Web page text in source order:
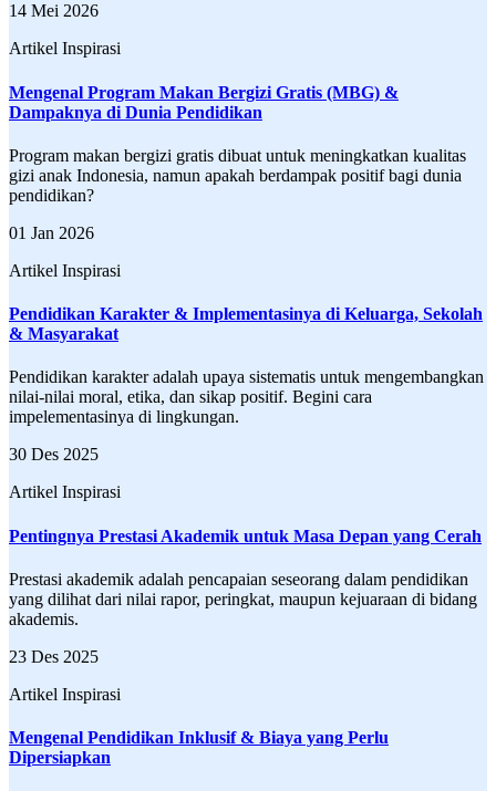
14 Mei 2026
Artikel Inspirasi
Mengenal Program Makan Bergizi Gratis (MBG) &
Dampaknya di Dunia Pendidikan
Program makan bergizi gratis dibuat untuk meningkatkan kualitas
gizi anak Indonesia, namun apakah berdampak positif bagi dunia
pendidikan?
01 Jan 2026
Artikel Inspirasi
Pendidikan Karakter & Implementasinya di Keluarga, Sekolah
& Masyarakat
Pendidikan karakter adalah upaya sistematis untuk mengembangkan
nilai-nilai moral, etika, dan sikap positif. Begini cara
impelementasinya di lingkungan.
30 Des 2025
Artikel Inspirasi
Pentingnya Prestasi Akademik untuk Masa Depan yang Cerah
Prestasi akademik adalah pencapaian seseorang dalam pendidikan
yang dilihat dari nilai rapor, peringkat, maupun kejuaraan di bidang
akademis.
23 Des 2025
Artikel Inspirasi
Mengenal Pendidikan Inklusif & Biaya yang Perlu
Dipersiapkan